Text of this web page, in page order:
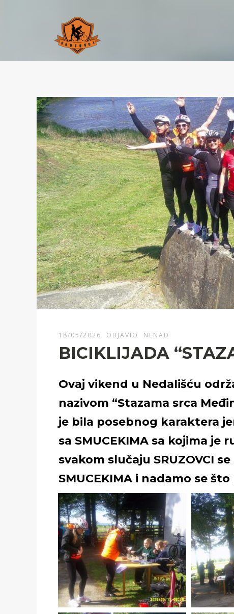
18/05/2026 OBJAVIO NENAD
BICIKLIJADA
Ovaj vikend u Nedališću
nazivom “Stazama srca
je bila posebnog karaktera
sa SMUCEKIMA sa kojima je
svakom slučaju SRUZOVCI
SMUCEKIMA i nadamo se što